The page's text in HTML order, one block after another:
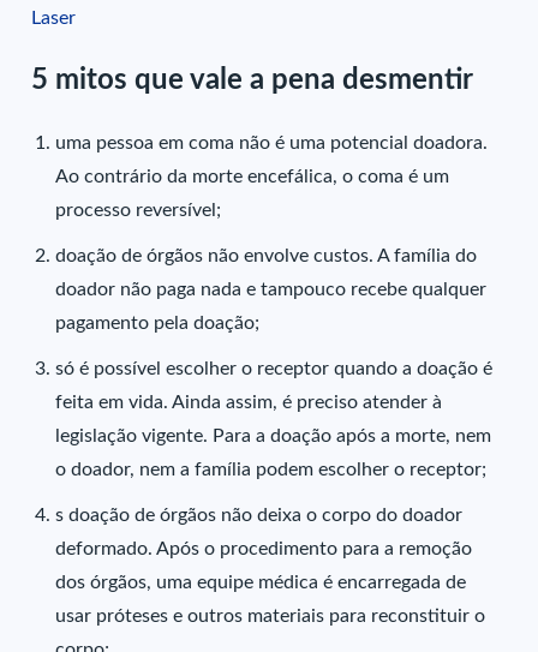
Laser
5 mitos que vale a pena desmentir
uma pessoa em coma não é uma potencial doadora.
Ao contrário da morte encefálica, o coma é um
processo reversível;
doação de órgãos não envolve custos. A família do
doador não paga nada e tampouco recebe qualquer
pagamento pela doação;
só é possível escolher o receptor quando a doação é
feita em vida. Ainda assim, é preciso atender à
legislação vigente. Para a doação após a morte, nem
o doador, nem a família podem escolher o receptor;
s doação de órgãos não deixa o corpo do doador
deformado. Após o procedimento para a remoção
dos órgãos, uma equipe médica é encarregada de
usar próteses e outros materiais para reconstituir o